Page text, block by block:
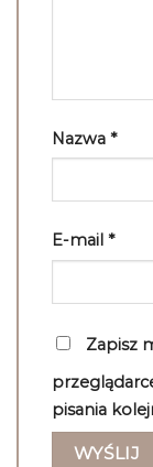
Nazwa *
E-mail *
Zapisz
pisania